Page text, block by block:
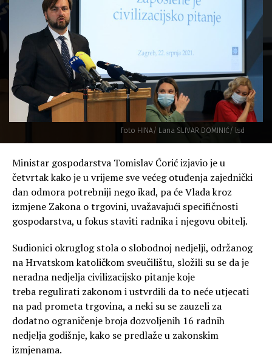
foto HINA/ Lana SLIVAR DOMINIĆ/ lsd
Ministar gospodarstva Tomislav Ćorić izjavio je u
četvrtak kako je u vrijeme sve većeg otuđenja zajednički
dan odmora potrebniji nego ikad, pa će Vlada kroz
izmjene Zakona o trgovini, uvažavajući specifičnosti
gospodarstva, u fokus staviti radnika i njegovu obitelj.
Sudionici okruglog stola o slobodnoj nedjelji, održanog
na Hrvatskom katoličkom sveučilištu, složili su se da je
neradna nedjelja civilizacijsko pitanje koje
treba regulirati zakonom i ustvrdili da to neće utjecati
na pad prometa trgovina, a neki su se zauzeli za
dodatno ograničenje broja dozvoljenih 16 radnih
nedjelja godišnje, kako se predlaže u zakonskim
izmjenama.